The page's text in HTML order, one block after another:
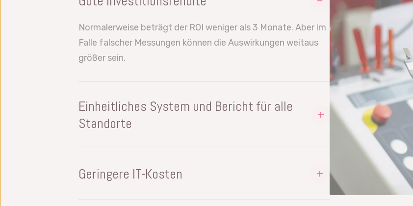
Normalerweise beträgt der ROI weniger als 3 Monate. Aber im
Falle falscher Messungen können die Auswirkungen weitaus
größer sein.
Einheitliches System und Bericht für alle
Standorte
standardisierte Arbeitsweise möglich ist.
Geringere IT-Kosten